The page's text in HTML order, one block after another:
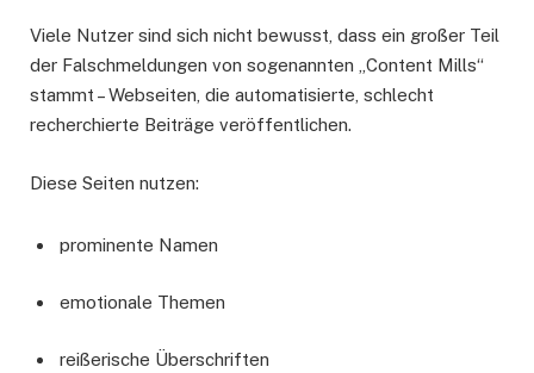
Viele Nutzer sind sich nicht bewusst, dass ein großer Teil
der Falschmeldungen von sogenannten „Content Mills“
stammt – Webseiten, die automatisierte, schlecht
recherchierte Beiträge veröffentlichen.
Diese Seiten nutzen:
prominente Namen
emotionale Themen
reißerische Überschriften